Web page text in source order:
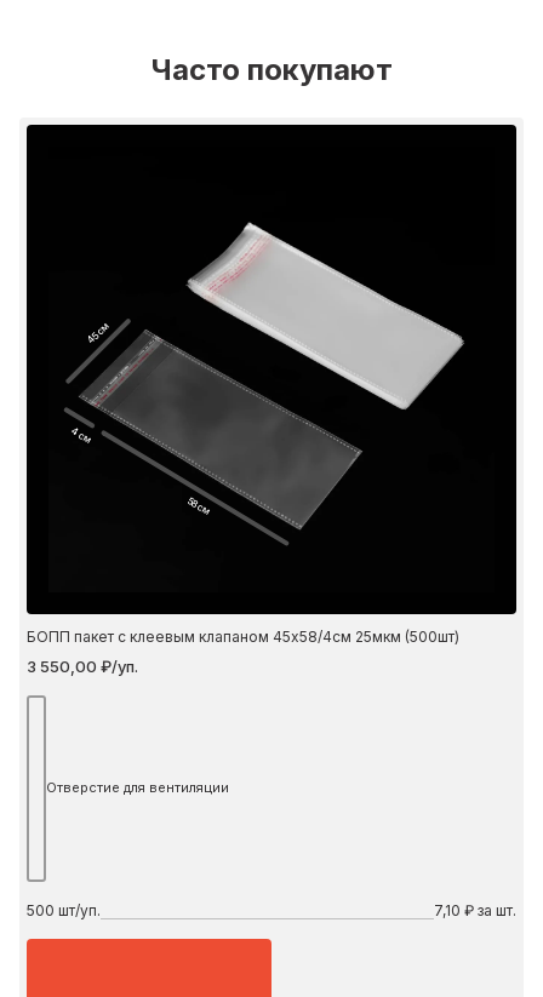
Часто покупают
45 см
4 см
58 см
БОПП пакет с клеевым клапаном 45х58/4см 25мкм (500шт)
3 550,00 ₽/уп.
Отверстие для вентиляции
500 шт/уп. 7,10 ₽ за шт.